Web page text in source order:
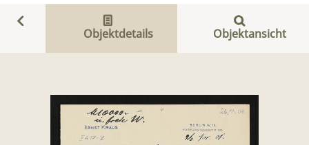
Objektdetails Objektansicht